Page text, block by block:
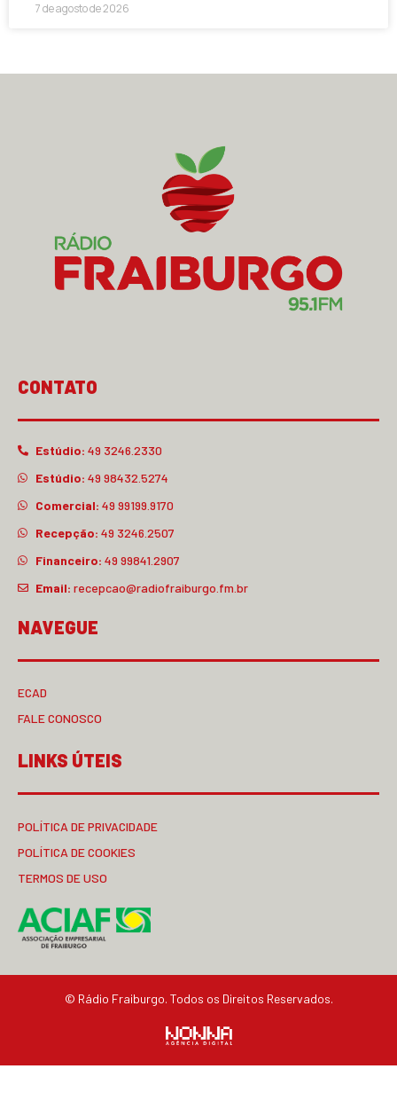
7 de agosto de 2026
CONTATO
Estúdio: 49 3246.2330
Estúdio: 49 98432.5274
Comercial: 49 99199.9170
Recepção: 49 3246.2507
Financeiro: 49 99841.2907
Email: recepcao@radiofraiburgo.fm.br
NAVEGUE
ECAD
FALE CONOSCO
LINKS ÚTEIS
POLÍTICA DE PRIVACIDADE
POLÍTICA DE COOKIES
TERMOS DE USO
© Rádio Fraiburgo. Todos os Direitos Reservados.